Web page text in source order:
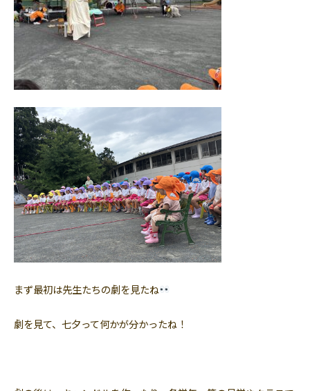
まず最初は先生たちの劇を見たね
劇を見て、七夕って何かが分かったね！